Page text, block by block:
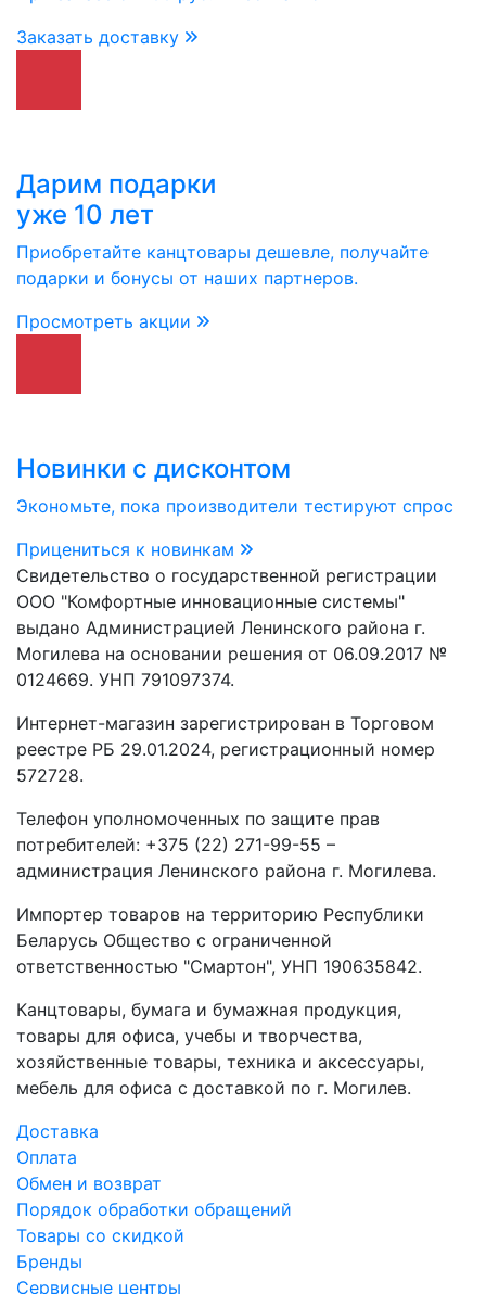
Заказать доставку
Дарим подарки
уже 10 лет
Приобретайте канцтовары дешевле, получайте
подарки и бонусы от наших партнеров.
Просмотреть акции
Новинки с дисконтом
Экономьте, пока производители тестируют спрос
Прицениться к новинкам
Свидетельство о государственной регистрации
ООО "Комфортные инновационные системы"
выдано Администрацией Ленинского района г.
Могилева на основании решения от 06.09.2017 №
0124669. УНП 791097374.
Интернет-магазин зарегистрирован в Торговом
реестре РБ 29.01.2024, регистрационный номер
572728.
Телефон уполномоченных по защите прав
потребителей: +375 (22) 271-99-55 –
администрация Ленинского района г. Могилева.
Импортер товаров на территорию Республики
Беларусь Общество с ограниченной
ответственностью "Смартон", УНП 190635842.
Канцтовары, бумага и бумажная продукция,
товары для офиса, учебы и творчества,
хозяйственные товары, техника и аксессуары,
мебель для офиса с доставкой по г. Могилев.
Доставка
Оплата
Обмен и возврат
Порядок обработки обращений
Товары со скидкой
Бренды
Сервисные центры